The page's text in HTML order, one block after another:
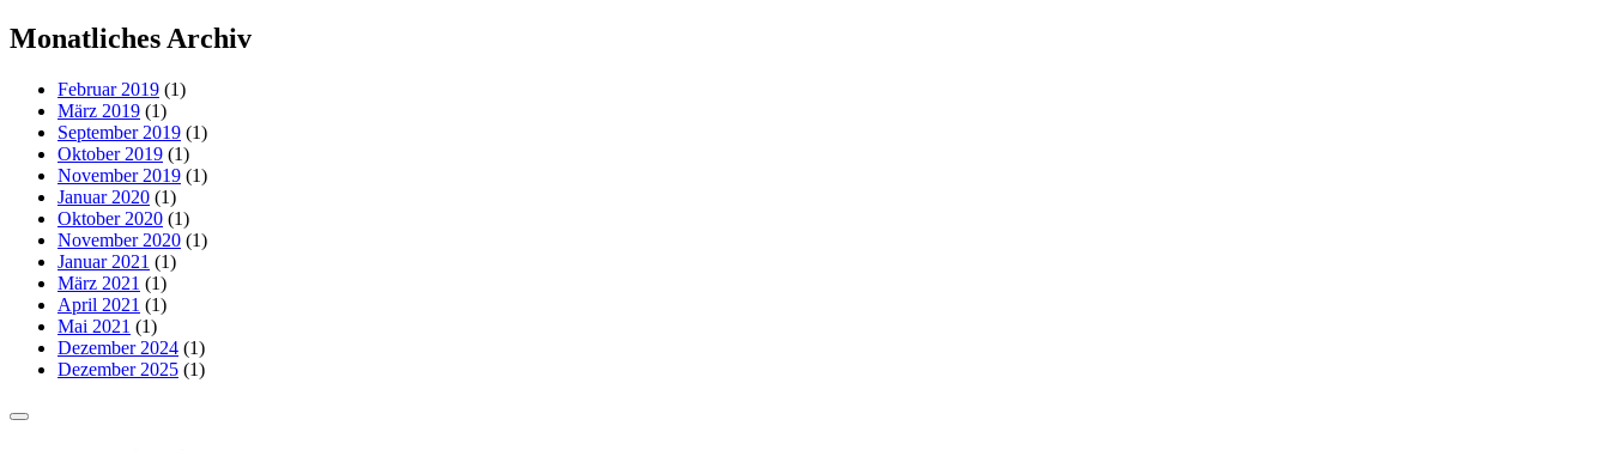
Monatliches Archiv
Februar 2019 (1)
März 2019 (1)
September 2019 (1)
Oktober 2019 (1)
November 2019 (1)
Januar 2020 (1)
Oktober 2020 (1)
November 2020 (1)
Januar 2021 (1)
März 2021 (1)
April 2021 (1)
Mai 2021 (1)
Dezember 2024 (1)
Dezember 2025 (1)